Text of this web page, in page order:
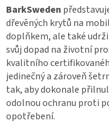
BarkSweden
dřevěných krytů na
doplňkem, ale také
svůj dopad na životní
kvalitního
jedinečný a zároveň
tak, aby dokonale
odolnou ochranu proti
opotřebení.